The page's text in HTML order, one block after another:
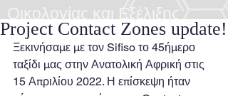
Οικολογίας και Εξέλιξης
Project Contact Zones update!
Ξεκινήσαμε με τον Sifiso το 45ήμερο
ταξίδι μας στην Ανατολική Αφρική στις
15 Απριλίου 2022. Η επίσκεψη ήταν